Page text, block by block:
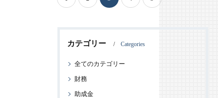
カテゴリー Categories
全てのカテゴリー
財務
助成金